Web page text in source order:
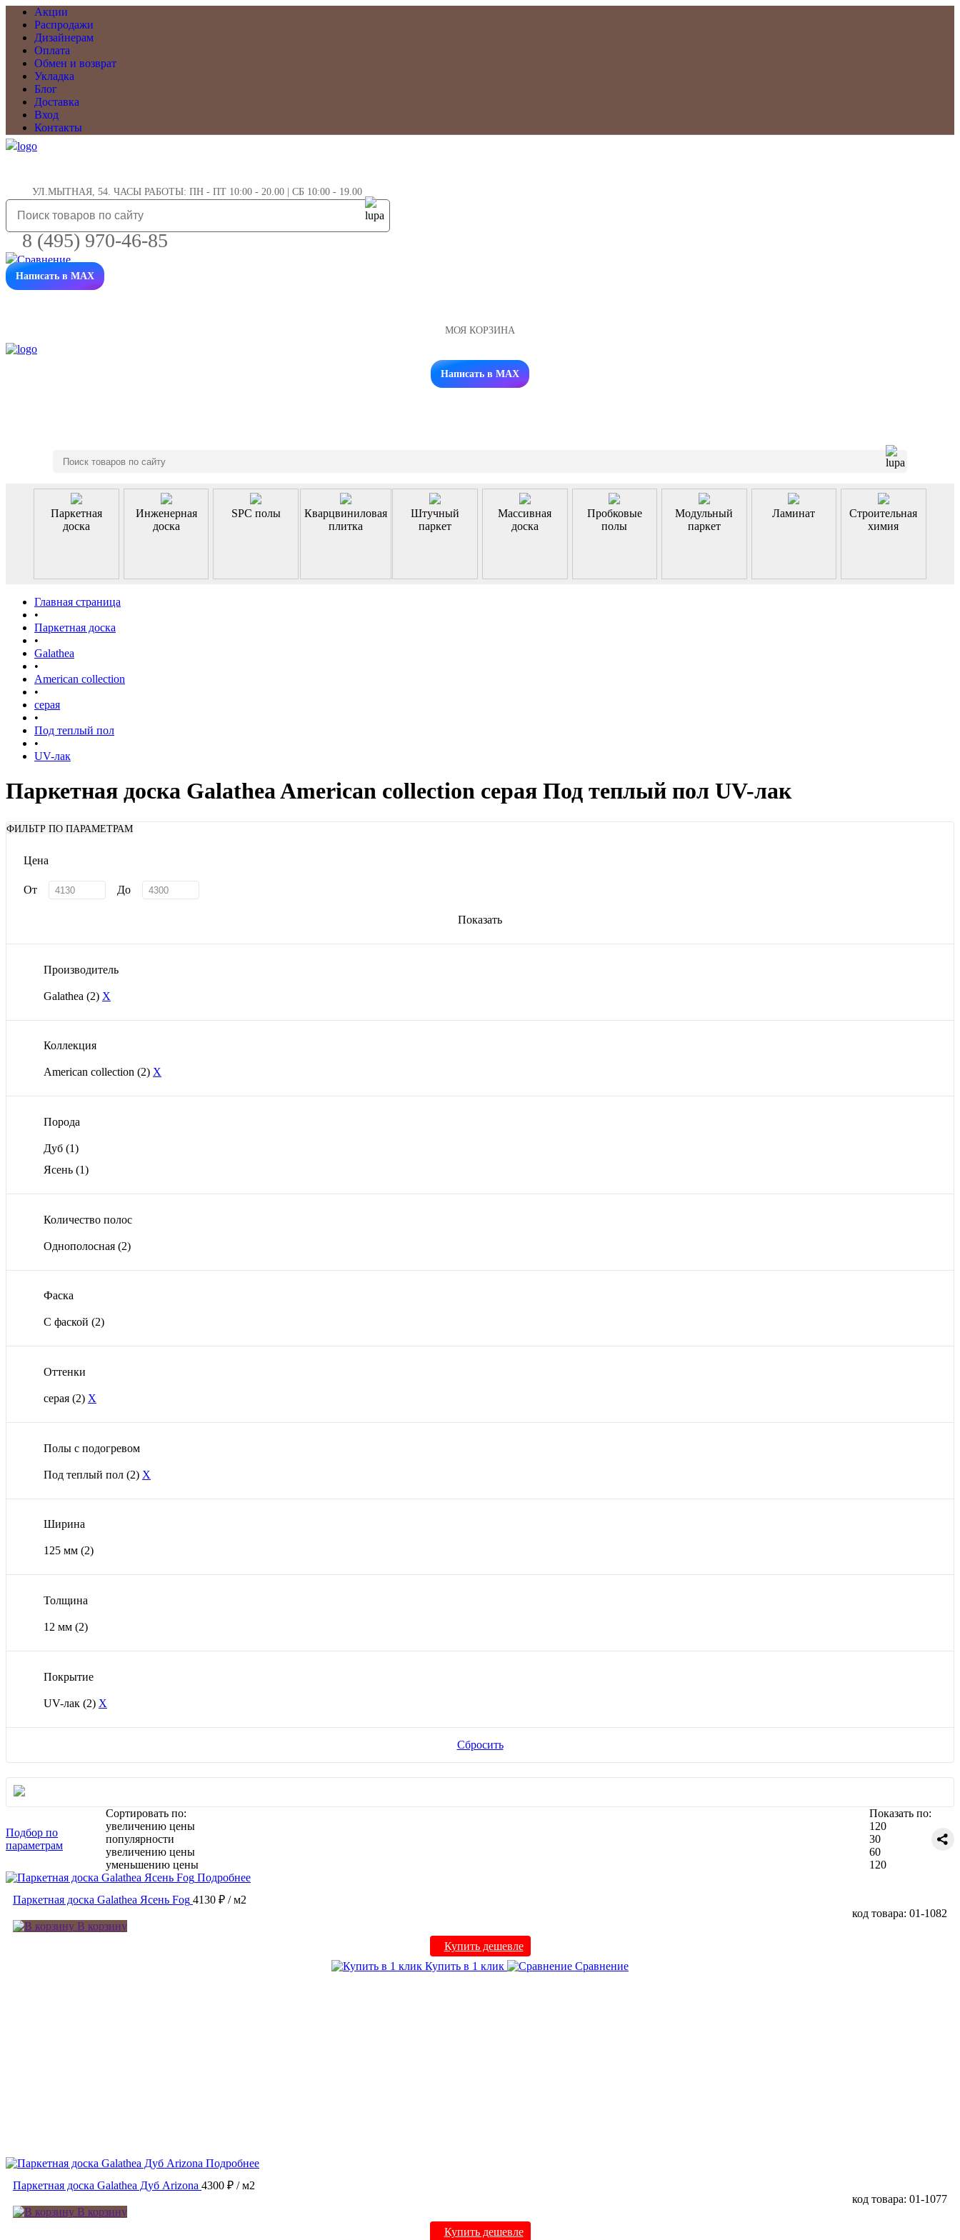
Акции
Распродажи
Дизайнерам
Оплата
Обмен и возврат
Укладка
Блог
Доставка
Вход
Контакты
УЛ.МЫТНАЯ, 54. ЧАСЫ РАБОТЫ: ПН - ПТ 10:00 - 20.00 | СБ 10:00 - 19.00
8 (495) 970-46-85
Написать в MAX
МОЯ КОРЗИНА
Заказать звонок
Написать в MAX
Паркетная
доска
Инженерная
доска
SPC полы
Кварцвиниловая
плитка
Штучный
паркет
Массивная
доска
Пробковые
полы
Модульный
паркет
Ламинат
Строительная
химия
Главная страница
•
Паркетная доска
•
Galathea
•
American collection
•
серая
•
Под теплый пол
•
UV-лак
Паркетная доска Galathea American collection серая Под теплый пол UV-лак
ФИЛЬТР ПО ПАРАМЕТРАМ
Цена
От До
Показать
Производитель
Galathea (2) X
Коллекция
American collection (2) X
Порода
Дуб (1)
Ясень (1)
Количество полос
Однополосная (2)
Фаска
С фаской (2)
Оттенки
серая (2) X
Полы с подогревом
Под теплый пол (2) X
Ширина
125 мм (2)
Толщина
12 мм (2)
Покрытие
UV-лак (2) X
Сбросить
Подбор по
параметрам
Сортировать по:
увеличению цены
популярности
увеличению цены
уменьшению цены
Показать по:
120
30
60
120
Подробнее
Паркетная доска Galathea Ясень Fog 4130 ₽ / м2
код товара: 01-1082
В корзину
Купить дешевле
Купить в 1 клик
Сравнение
Подробнее
Паркетная доска Galathea Дуб Arizona 4300 ₽ / м2
код товара: 01-1077
В корзину
Купить дешевле